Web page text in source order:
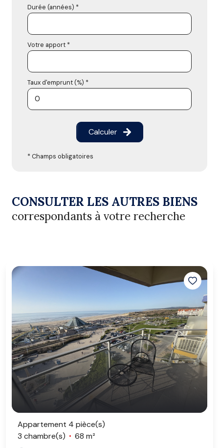
Durée (années) *
Votre apport *
Taux d'emprunt (%) *
Calculer
* Champs obligatoires
CONSULTER LES AUTRES BIENS
correspondants à votre recherche
Appartement 4 pièce(s)
3 chambre(s)
68 m²